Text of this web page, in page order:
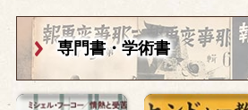
専門書・学術書